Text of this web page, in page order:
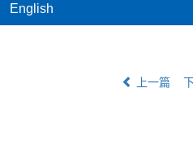
English
上一篇